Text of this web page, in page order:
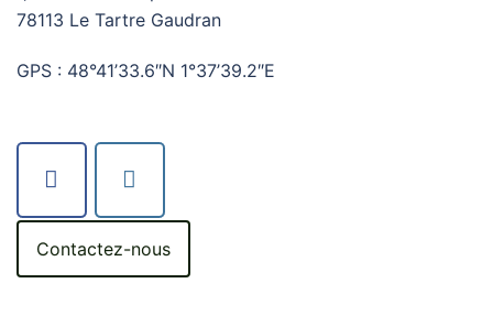
78113 Le Tartre Gaudran
GPS : 48°41’33.6″N 1°37’39.2″E
Contactez-nous